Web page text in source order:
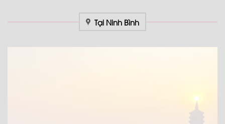
Tại Ninh Bình